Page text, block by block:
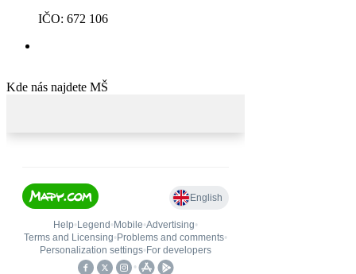
IČO: 672 106
Kde nás najdete MŠ